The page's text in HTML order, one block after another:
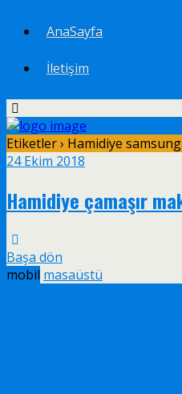
AnaSayfa
İletişim
Etiketler › Hamidiye
24 Ekim 2018
Hamidiye çamaşır
Başa dön
mobil masaüstü